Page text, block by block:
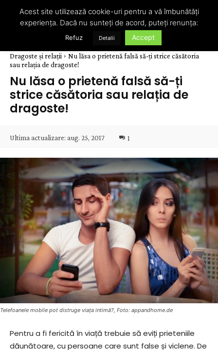
Dragoste și relații
Nu lăsa o prietenă falsă să-ți strice căsătoria
sau relația de dragoste!
Nu lăsa o prietenă falsă să-ți
strice căsătoria sau relația de
dragoste!
Ultima actualizare: aug. 25, 2017 1
Telefoanele mobile pot distruge viața intimă?, Foto: appandhome.de
Pentru a fi fericită în viață trebuie să eviți prieteniile
dăunătoare, cu persoane care sunt false și viclene. De
Acest site utilizează cookie-uri pentru a vă îmbunătăți
experiența. Dacă nu sunteți de acord, puteți renunța:
Refuz Detalii Accept